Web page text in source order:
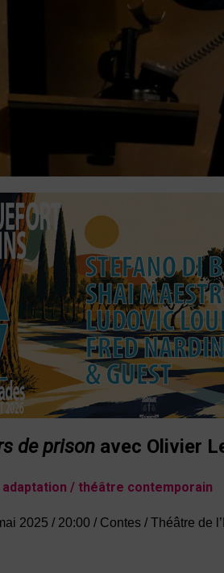
de prison avec Olivier
/ théâtre contemporain
2025 / 20:00 / Contes / Théâtre de